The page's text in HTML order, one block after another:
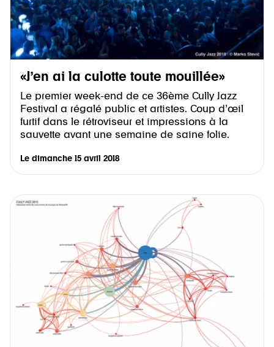
«J’en ai la culotte toute mouillée»
Le premier week-end de ce 36ème Cully Jazz
Festival a régalé public et artistes. Coup d’œil
furtif dans le rétroviseur et impressions à la
sauvette avant une semaine de saine folie.
Le dimanche 15 avril 2018